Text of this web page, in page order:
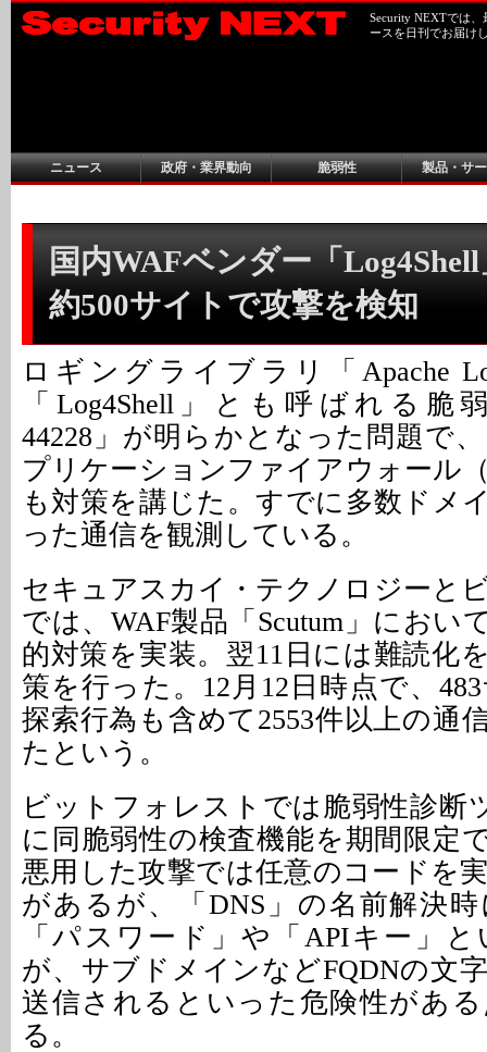
Security NEXTでは
ースを日刊でお届け
ニュース 政府・業界動向 脆弱性 製品・サ
国内WAFベンダー「
約500サイトで攻撃を検知
ロギングライブラリ「Apache
「Log4Shell」とも呼ばれる脆
44228」が明らかとなった問題で
プリケーションファイアウォール
も対策を講じた。すでに多数ドメ
った通信を観測している。
セキュアスカイ・テクノロジーと
では、WAF製品「Scutum」におい
的対策を実装。翌11日には難読化
策を行った。12月12日時点で、
探索行為も含めて2553件以上の通
たという。
ビットフォレストでは脆弱性診断
に同脆弱性の検査機能を期間限定
悪用した攻撃では任意のコードを
があるが、「DNS」の名前解決
「パスワード」や「APIキー」
が、サブドメインなどFQDNの文
送信されるといった危険性があ
る。